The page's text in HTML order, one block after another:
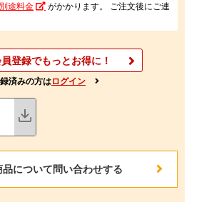
別途料金
がかかります。 ご注文後にご連
登録でもっとお得に！
済みの方はログイン
品について問い合わせする